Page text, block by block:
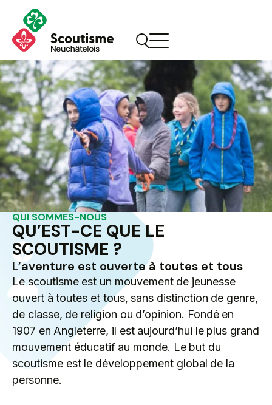
QUI SOMMES-NOUS
QU’EST-CE QUELE
SCOUTISME ?
L’aventure est ouverte à toutes et tous
Le scoutisme est un mouvement de jeunesse
ouvert à toutes et tous, sans distinction de genre,
de classe, de religion ou d’opinion. Fondé en
1907 en Angleterre, il est aujourd’hui le plus grand
mouvement éducatif au monde. Le but du
scoutisme est le développement global de la
personne.